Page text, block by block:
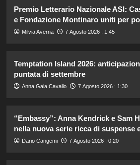
4
emozionanti in
secondo
5
Sabrina dopo il
verità
1
Grande Fratello
svela la verità.
Premio Letterario Nazionale ASI:
e Fondazione Montinaro uniti per
Milvia Averna 7 Agosto 2026 : 1:45
Temptation Island 2026:
puntata di settembre
Anna Gaia Cavallo 7 Agosto 2026 : 1:30
“Embassy”: Anna Kendrick e Sam
nella nuova serie ricca di suspense
Dario Cangemi 7 Agosto 2026 : 0:20